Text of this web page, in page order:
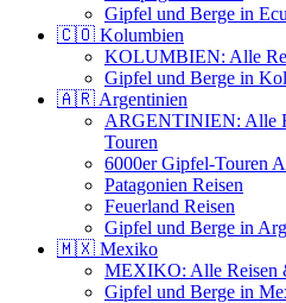
Gipfel und Berge in
🇨🇴 Kolumbien
KOLUMBIEN: Alle
Gipfel und Berge in
🇦🇷 Argentinien
ARGENTINIEN: Alle
Touren
6000er Gipfel-Touren
Patagonien Reisen
Feuerland Reisen
Gipfel und Berge in
🇲🇽 Mexiko
MEXIKO: Alle Reisen
Gipfel und Berge in